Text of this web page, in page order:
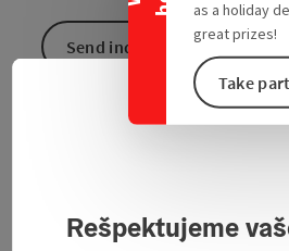
as a holiday
great prizes!
Take
Send inquiry
Rešpektujeme